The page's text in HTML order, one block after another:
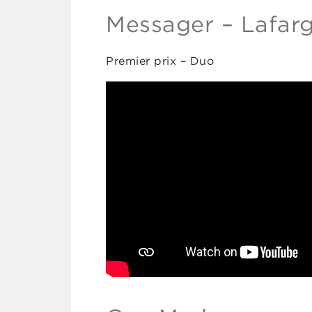
Messager –
Premier prix – Duo